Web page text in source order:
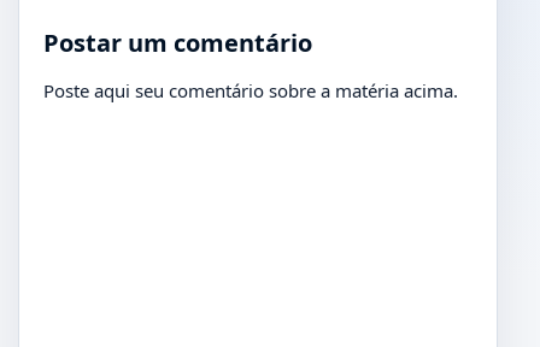
Postar um comentário
Poste aqui seu comentário sobre a matéria acima.